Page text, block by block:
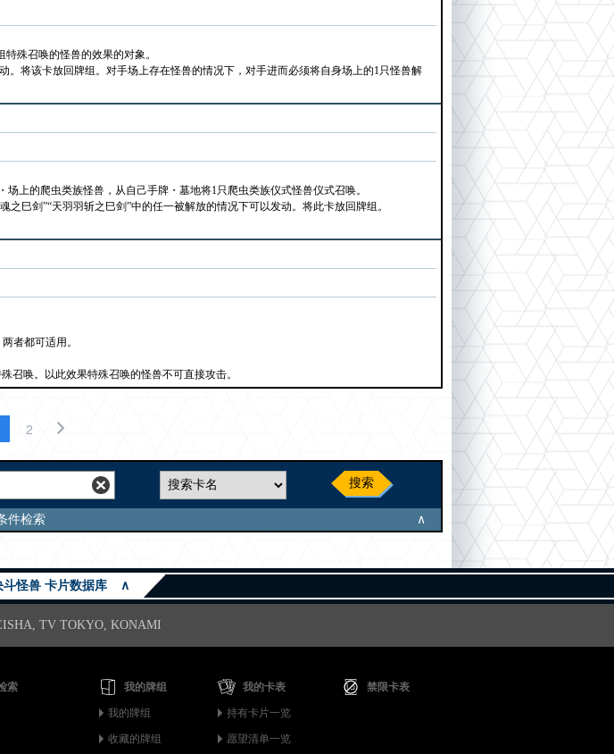
殊召唤的怪兽的效果的对象。
。将该卡放回牌组。对手场上存在怪兽的情况下，对手进而必须将自身场上的1只怪兽解
上的爬虫类族怪兽，从自己手牌・墓地将1只爬虫类族仪式怪兽仪式召唤。
巳剑”“天羽羽斩之巳剑”中的任一被解放的情况下可以发动。将此卡放回牌组。
者都可适用。
召唤。以此效果特殊召唤的怪兽不可直接攻击。
2
搜索
件检索 ∧
怪兽 卡片数据库 ∧
TV TOKYO, KONAMI
索 我的牌组
我的牌组
收藏的牌组
我的卡表
持有卡片一览
愿望清单一览
禁限卡表